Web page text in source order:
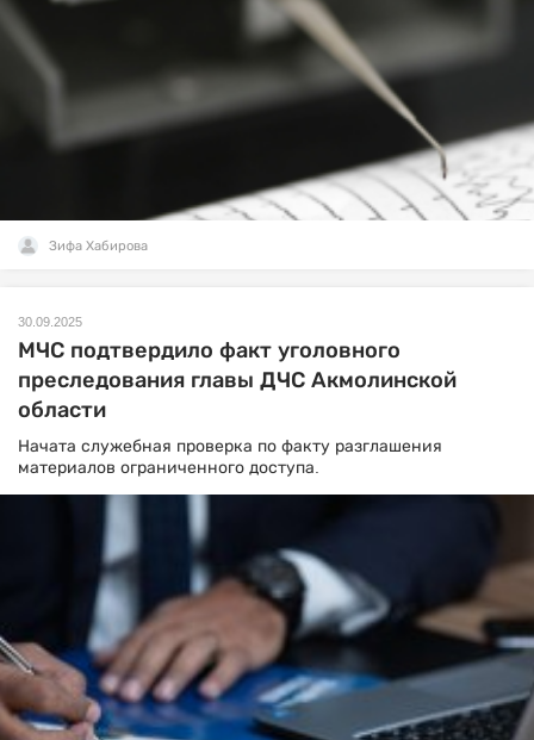
Зифа Хабирова
30.09.2025
МЧС подтвердило факт уголовного
преследования главы ДЧС Акмолинской
области
Начата служебная проверка по факту разглашения
материалов ограниченного доступа.